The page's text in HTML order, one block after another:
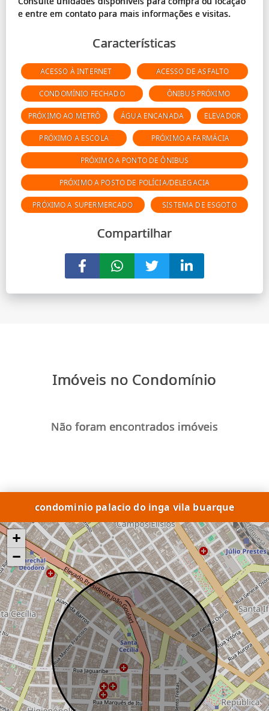
Características
ACESSO À INTERNET ACESSO DE ASFALTO
CONDOMÍNIO FECHADO ÔNIBUS PRÓXIMO
PRÓXIMO AO METRÔ ÁGUA ENCANADA ELEVADOR
PRÓXIMO A ESCOLA PRÓXIMO A FARMÁCIA
PRÓXIMO A PONTO DE ÔNIBUS
PRÓXIMO A POSTO DE POLÍCIA/DELEGACIA
PRÓXIMO A SUPERMERCADO SISTEMA DE ESGOTO
Compartilhar
Imóveis no Condomínio
Não foram encontrados imóveis
condominio palacio do inga vila buarque
+
−